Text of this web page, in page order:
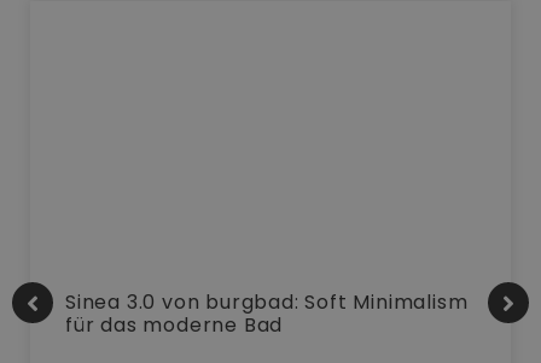
Sinea 3.0 von burgbad: Soft Minimalism
für das moderne Bad